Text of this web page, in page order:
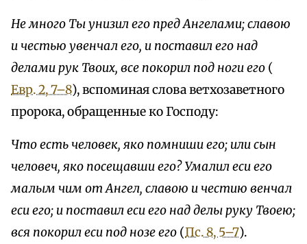
Не много Ты унизил его пред Ангелами; славою
и честью увенчал его, и поставил его над
делами рук Твоих, все покорил под ноги его (
Евр. 2, 7–8), вспоминая слова ветхозаветного
пророка, обращенные ко Господу:
Что есть человек, яко помниши его; или сын
человеч, яко посещавши его? Умалил еси его
малым чим от Ангел, славою и честию венчал
еси его; и поставил еси его над делы руку Твоею;
вся покорил еси под нозе его (Пс. 8, 5–7).